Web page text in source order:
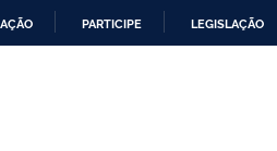
PARTICIPE LEGISLAÇÃO